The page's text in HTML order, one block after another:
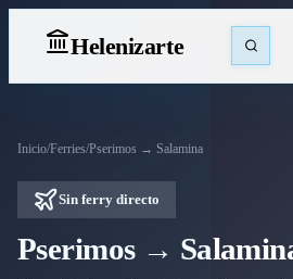
Helenizarte
Inicio/Ferries/Pserimos → Salamina
Sin ferry directo
Pserimos →